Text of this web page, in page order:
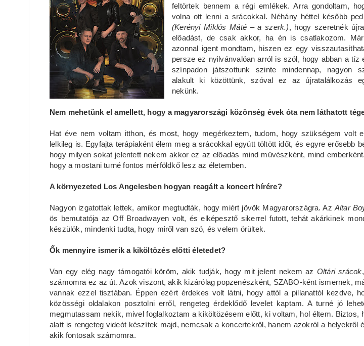
feltörtek bennem a régi emlékek. Arra gondoltam,
volna ott lenni a srácokkal. Néhány héttel később
(Kerényi Miklós Máté – a szerk.), hogy szeretnék
előadást, de csak akkor, ha én is csatlakozom.
azonnal igent mondtam, hiszen ez egy
persze ez nyilvánvalóan arról is szól, hogy abban a tíz
színpadon játszottunk szinte mindennap, nagyon
alakult ki közöttünk, szóval ez az újratalálkozás
nekünk.
Nem mehetünk el amellett, hogy a magyarországi közönség évek óta nem láthatott
Hat éve nem voltam itthon, és most, hogy megérkeztem, tudom, hogy szükségem volt
lelkileg is. Egyfajta terápiaként élem meg a srácokkal együtt töltött időt, és egyre erősebb
hogy milyen sokat jelentett nekem akkor ez az előadás mind művészként, mind
hogy a mostani turné fontos mérföldkő lesz az életemben.
A környezeted Los Angelesben hogyan reagált a koncert hírére?
Nagyon izgatottak lettek, amikor megtudták, hogy miért jövök Magyarországra. Az Altar
ös bemutatója az Off Broadwayen volt, és elképesztő sikerrel futott, tehát akárkinek
készülök, mindenki tudta, hogy miről van szó, és velem örültek.
Ők mennyire ismerik a kiköltözés előtti életedet?
Van egy elég nagy támogatói köröm, akik tudják, hogy mit jelent nekem az Oltári srácok
számomra ez az út. Azok viszont, akik kizárólag popzenészként, SZABO-ként ismernek,
vannak ezzel tisztában. Éppen ezért érdekes volt látni, hogy attól a pillanattól kezdve,
közösségi oldalakon posztolni erről, rengeteg érdeklődő levelet kaptam. A turné jó
megmutassam nekik, mivel foglalkoztam a kiköltözésem előtt, ki voltam, hol éltem. Biztos,
alatt is rengeteg videót készítek majd, nemcsak a koncertekről, hanem azokról a helyekről
akik fontosak számomra.